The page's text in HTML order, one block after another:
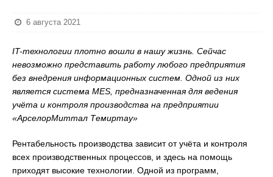
6 августа 2021
IT-технологии плотно вошли в нашу жизнь. Сейчас
невозможно представить работу любого предприятия
без внедрения информационных систем. Одной из них
является система MES, предназначенная для ведения
учёта и контроля производства на предприятии
«АрселорМиттал Темиртау»
Рентабельность производства зависит от учёта и контроля
всех производственных процессов, и здесь на помощь
приходят высокие технологии. Одной из программ,